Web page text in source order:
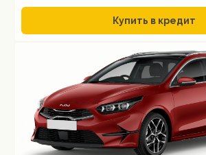
Купить в кредит